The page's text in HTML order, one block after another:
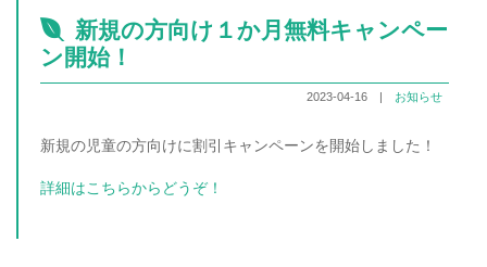
新規の方向け１か月無料キャンペー
ン開始！
2023-04-16 | お知らせ
新規の児童の方向けに割引キャンペーンを開始しました！
詳細はこちらからどうぞ！